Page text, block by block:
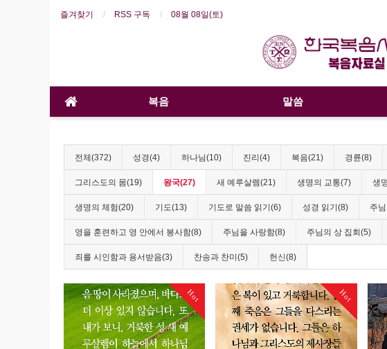
즐겨찾기 RSS 구독 08월 08일(토)
복음 말씀
전체(372) 성경(4) 하나님(10) 진리(4) 복음(21) 경륜(8)
그리스도의 몸(19) 왕국(27) 새 예루살렘(21) 생명의 교통(7) 생
생명의 체험(20) 기도(13) 기도로 말씀 읽기(6) 성경 읽기(8) 주
영을 훈련하고 영 안에서 봉사함(8) 주님을 사랑함(8) 주님의 상 집회(5)
죄를 시인함과 용서받음(3) 찬송과 찬미(5) 헌신(8)
Hot Hot